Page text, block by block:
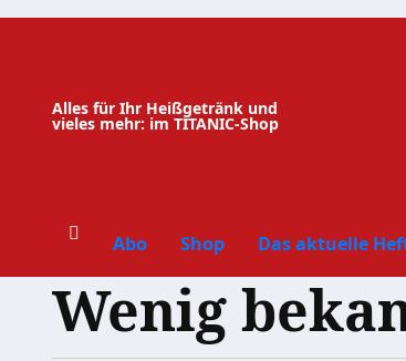
Zum
Alles für Ihr Heißgetränk und
vieles mehr: im TITANIC-Shop
Abo Shop Das aktuelle
Wenig